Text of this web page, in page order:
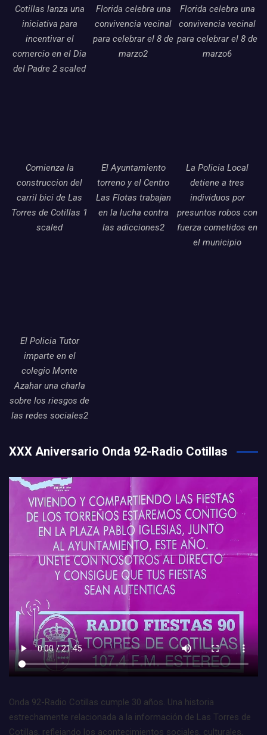
Cotillas lanza una
iniciativa para
incentivar el
comercio en el Dia
del Padre 2 scaled
Florida celebra una
convivencia vecinal
para celebrar el 8 de
marzo2
Florida celebra una
convivencia vecinal
para celebrar el 8 de
marzo6
Comienza la
construccion del
carril bici de Las
Torres de Cotillas 1
scaled
El Ayuntamiento
torreno y el Centro
Las Flotas trabajan
en la lucha contra
las adicciones2
La Policia Local
detiene a tres
individuos por
presuntos robos con
fuerza cometidos en
el municipio
El Policia Tutor
imparte en el
colegio Monte
Azahar una charla
sobre los riesgos de
las redes sociales2
XXX Aniversario Onda 92-Radio Cotillas
Onda 92-Radio Cotillas cumple 30 años. Una historia
estrechamente relacionada a la información de Las Torres de
Cotillas, reflejando los acontecimientos sociales, culturales,